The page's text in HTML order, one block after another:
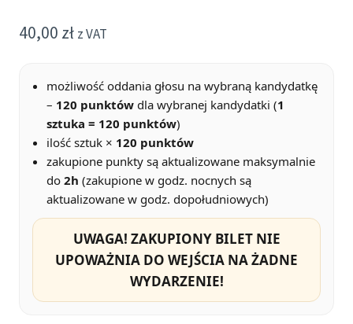
40,00 zł z VAT
możliwość oddania głosu na wybraną kandydatkę
– 120 punktów dla wybranej kandydatki (1
sztuka = 120 punktów)
ilość sztuk × 120 punktów
zakupione punkty są aktualizowane maksymalnie
do 2h (zakupione w godz. nocnych są
aktualizowane w godz. dopołudniowych)
UWAGA! ZAKUPIONY BILET NIE
UPOWAŻNIA DO WEJŚCIA NA ŻADNE
WYDARZENIE!